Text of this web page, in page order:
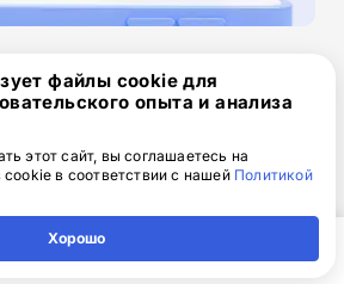
заявку на обучение
Кб
заполните и отправьте по
контактный номер телефон.
с вами и утонит все
файлы cookie для
опыта и анализа
этот сайт, вы соглашаетесь на
в соответствии с нашей Политикой
Хорошо